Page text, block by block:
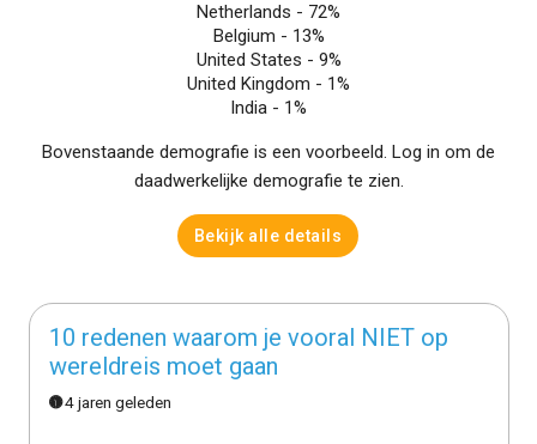
Netherlands - 72%
Belgium - 13%
United States - 9%
United Kingdom - 1%
India - 1%
Bovenstaande demografie is een voorbeeld. Log in om de
daadwerkelijke demografie te zien.
Bekijk alle details
10 redenen waarom je vooral NIET op
wereldreis moet gaan
4 jaren geleden